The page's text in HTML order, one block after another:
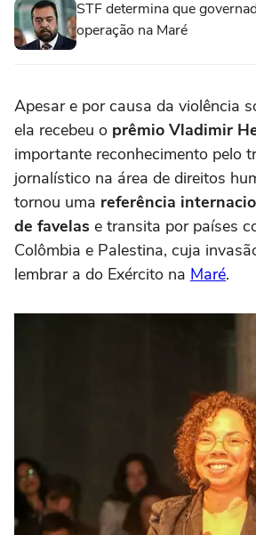
STF determina que
operação na Maré
Apesar e por causa da violência
ela recebeu o prêmio Vladimir
importante reconhecimento pelo
jornalístico na área de direitos
tornou uma referência
de favelas e transita por países
Colômbia e Palestina, cuja
lembrar a do Exército na Maré.